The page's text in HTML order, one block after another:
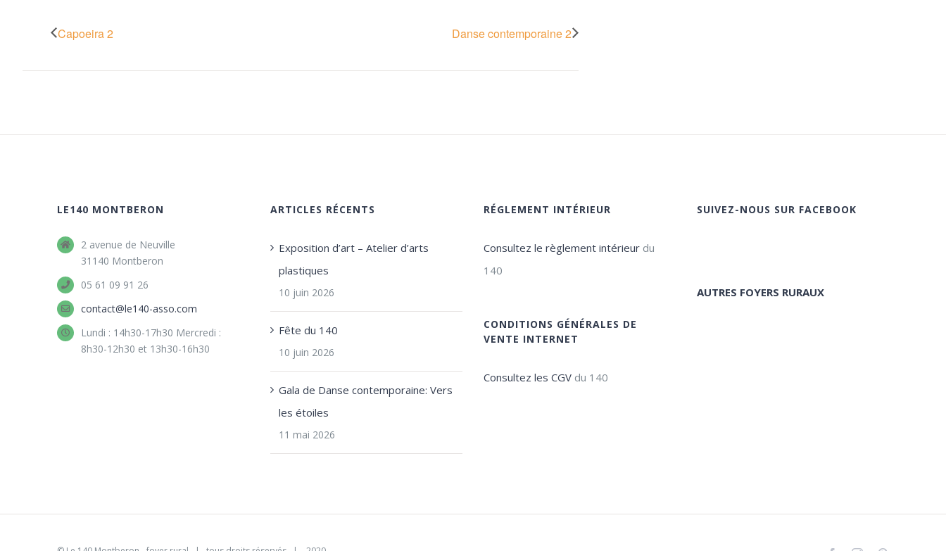
Capoeira 2 Danse contemporaine 2
LE140 MONTBERON
2 avenue de Neuville
31140 Montberon
05 61 09 91 26
contact@le140-asso.com
Lundi : 14h30-17h30 Mercredi :
8h30-12h30 et 13h30-16h30
ARTICLES RÉCENTS
Exposition d’art – Atelier d’arts
plastiques
10 juin 2026
Fête du 140
10 juin 2026
Gala de Danse contemporaine: Vers
les étoiles
11 mai 2026
RÉGLEMENT INTÉRIEUR
Consultez le règlement intérieurdu
140
CONDITIONS GÉNÉRALES DE
VENTE INTERNET
Consultez les CGVdu 140
SUIVEZ-NOUS SUR FACEBOOK
AUTRES FOYERS RURAUX